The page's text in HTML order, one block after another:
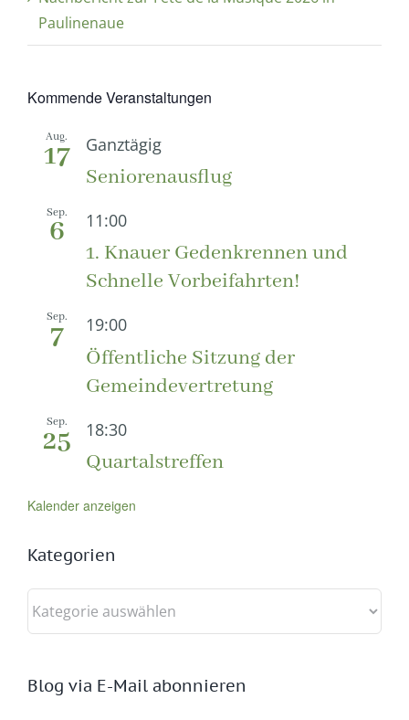
Paulinenaue
Kommende Veranstaltungen
Aug.
17 Ganztägig
Seniorenausflug
Sep.
6 11:00
1. Knauer Gedenkrennen und
Schnelle Vorbeifahrten!
Sep.
7 19:00
Öffentliche Sitzung der
Gemeindevertretung
Sep.
25 18:30
Quartalstreffen
Kalender anzeigen
Kategorien
Kategorien
Blog via E-Mail abonnieren